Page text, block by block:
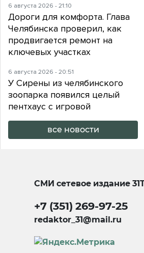
6 августа 2026 - 21:10
Дороги для комфорта. Глава
Челябинска проверил, как
продвигается ремонт на
ключевых участках
6 августа 2026 - 20:51
У Сирены из челябинского
зоопарка появился целый
пентхаус с игровой
все новости
СМИ сетевое издание
+7 (351) 269-97-25
redaktor_31@mail.ru